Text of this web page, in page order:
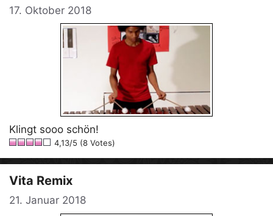
17. Oktober 2018
Klingt sooo schön!
4,13/5 (8 Votes)
Vita Remix
21. Januar 2018